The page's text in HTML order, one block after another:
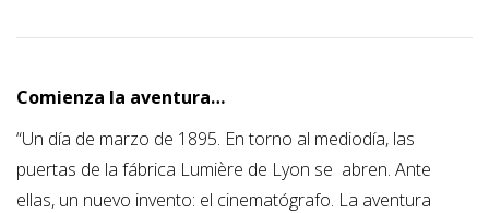
Comienza la aventura…
“Un día de marzo de 1895. En torno al mediodía, las
puertas de la fábrica Lumière de Lyon se abren. Ante
ellas, un nuevo invento: el cinematógrafo. La aventura